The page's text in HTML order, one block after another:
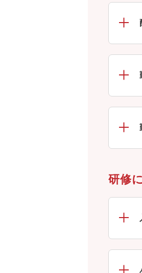
研修